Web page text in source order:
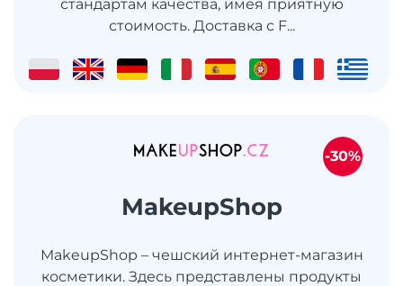
стандартам качества, имея приятную
стоимость. Доставка с F...
MakeupShop
MakeupShop – чешский интернет-магазин
косметики. Здесь представлены продукты
-30%